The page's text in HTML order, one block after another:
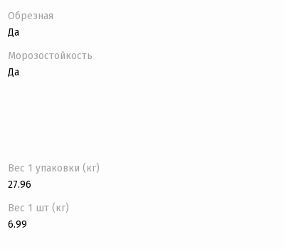
Обрезная
Да
Морозостойкость
Да
Вес 1 упаковки (кг)
27.96
Вес 1 шт (кг)
6.99